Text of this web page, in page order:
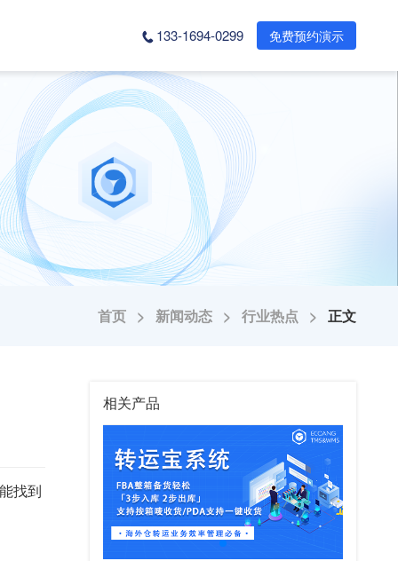
133-1694-0299 免费预约演示
首页 > 新闻动态 > 行业热点 > 正文
找到
相关产品